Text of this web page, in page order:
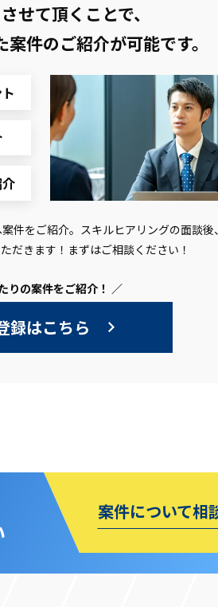
せて頂くことで、
案件のご紹介が可能です。
件をご紹介。スキルヒアリングの面談後
だきます！まずはご相談ください！
りの案件をご紹介！ ／
録はこちら
案件について相